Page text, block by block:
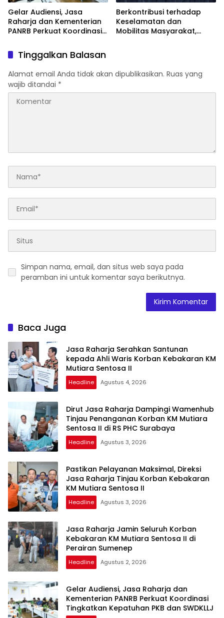
Gelar Audiensi, Jasa
Raharja dan Kementerian
PANRB Perkuat Koordinasi
dan SWDKLLJ
Berkontribusi terhadap
Keselamatan dan
Mobilitas Masyarakat,
Awards 2026
Tinggalkan Balasan
Alamat email Anda tidak akan dipublikasikan. Ruas yang
wajib ditandai *
Simpan nama, email, dan situs web saya pada
peramban ini untuk komentar saya berikutnya.
Baca Juga
Jasa Raharja Serahkan Santunan
kepada Ahli Waris Korban Kebakaran KM
Mutiara Sentosa II
Headline Agustus 4, 2026
Dirut Jasa Raharja Dampingi Wamenhub
Tinjau Penanganan Korban KM Mutiara
Sentosa II di RS PHC Surabaya
Headline Agustus 3, 2026
Pastikan Pelayanan Maksimal, Direksi
Jasa Raharja Tinjau Korban Kebakaran
KM Mutiara Sentosa II
Headline Agustus 3, 2026
Jasa Raharja Jamin Seluruh Korban
Kebakaran KM Mutiara Sentosa II di
Perairan Sumenep
Headline Agustus 2, 2026
Gelar Audiensi, Jasa Raharja dan
Kementerian PANRB Perkuat Koordinasi
Tingkatkan Kepatuhan PKB dan SWDKLLJ